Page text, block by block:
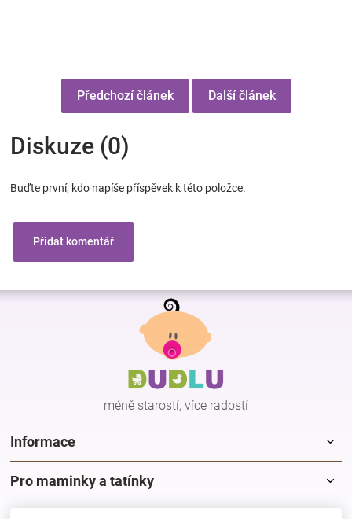
Předchozí článek Další článek
Diskuze (0)
Buďte první, kdo napíše příspěvek k této položce.
Přidat komentář
Z
méně starostí, více radostí
Informace
Pro maminky a tatínky